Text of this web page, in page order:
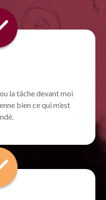
la tâche devant moi
bien ce qui m’est